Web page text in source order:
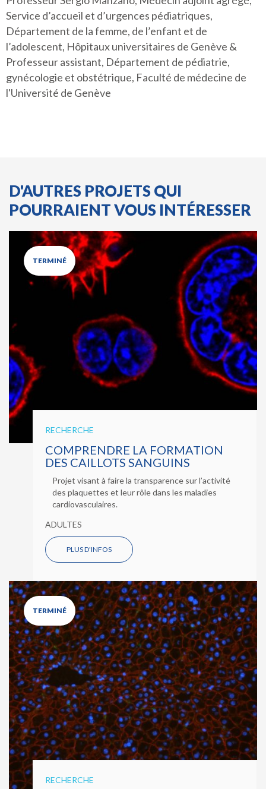
Service d’accueil et d’urgences pédiatriques,
Département de la femme, de l’enfant et de
l’adolescent, Hôpitaux universitaires de Genève &
Professeur assistant, Département de pédiatrie,
gynécologie et obstétrique, Faculté de médecine de
l'Université de Genève
D'AUTRES PROJETS QUI
POURRAIENT VOUS INTÉRESSER
TERMINÉ
RECHERCHE
COMPRENDRE LA FORMATION
DES CAILLOTS SANGUINS
Projet visant à faire la transparence sur l’activité
des plaquettes et leur rôle dans les maladies
cardiovasculaires.
ADULTES
PLUS D'INFOS
TERMINÉ
RECHERCHE